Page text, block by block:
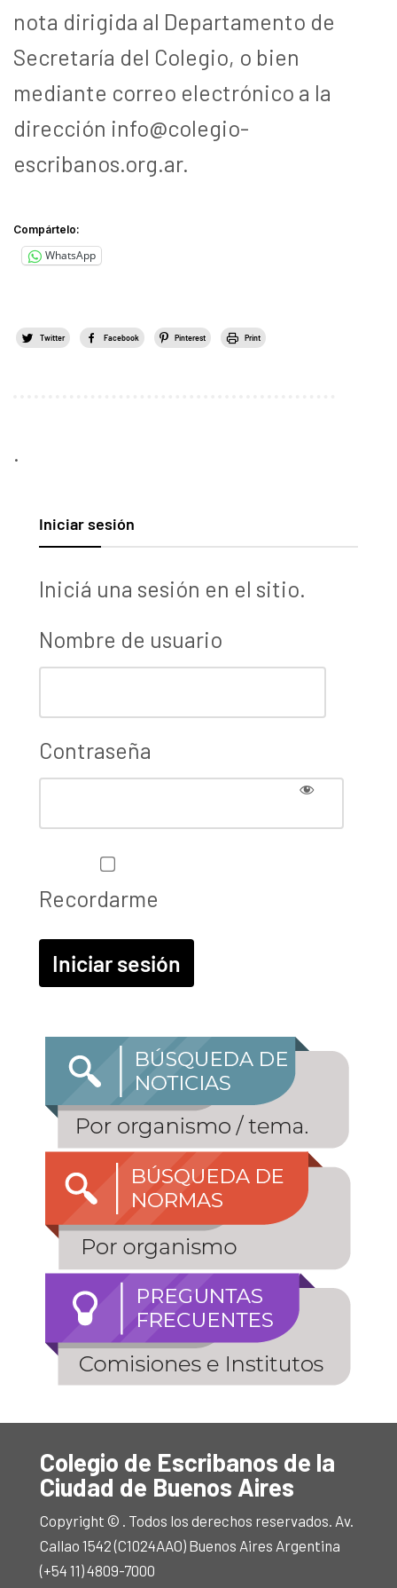
nota dirigida al Departamento de
Secretaría del Colegio, o bien
mediante correo electrónico a la
dirección info@colegio-
escribanos.org.ar.
Compártelo:
WhatsApp
Twitter Facebook Pinterest Print
.
Iniciar sesión
Iniciá una sesión en el sitio.
Nombre de usuario
Contraseña
Recordarme
Colegio de Escribanos de la
Ciudad de Buenos Aires
Copyright © . Todos los derechos reservados. Av.
Callao 1542 (C1024AAO) Buenos Aires Argentina
(+54 11) 4809-7000